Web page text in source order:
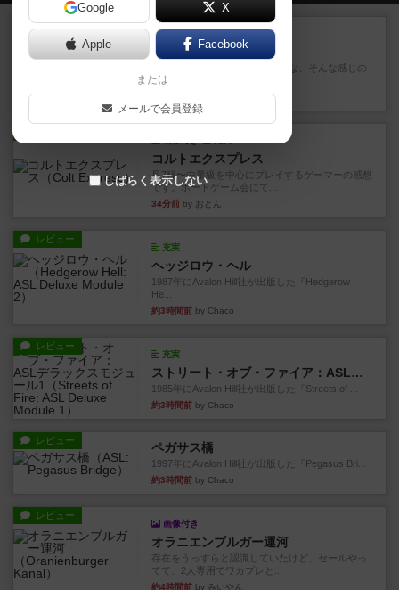
レビュー
ダブルナイン
雑に死なないラブレターみたいな、そんな感じの
ゲーム。数字カードを１の位...
2分前by 深水あどら
コルトエクスプレス
星7軽〜中量級を中心にプレイするゲーマーの感想
です。ボードゲーム会にて...
34分前 by おとん
レビュー
充実
ヘッジロウ・ヘル
1987年にAvalon Hill社が出版した『Hedgerow
He...
約3時間前 by Chaco
レビュー
充実
ストリート・オブ・ファイア：ASLデラックスモジュール1
1985年にAvalon Hill社が出版した『Streets of ...
約3時間前 by Chaco
レビュー ペガサス橋
1997年にAvalon Hill社が出版した『Pegasus Bri...
約3時間前 by Chaco
レビュー
画像付き
オラニエンブルガー運河
存在をうっすらと認識していたけど、セールやっ
てて、2人専用でワカプレと...
約4時間前 by みいやん
Google X
Apple Facebook
または
メールで会員登録
しばらく表示しない